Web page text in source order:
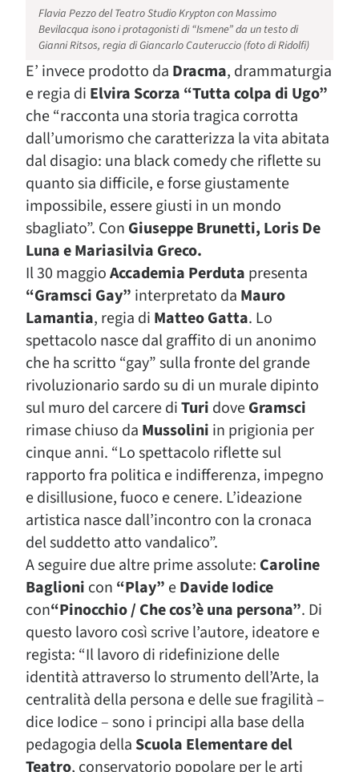
Flavia Pezzo del Teatro Studio Krypton con Massimo
Bevilacqua isono i protagonisti di “Ismene” da un testo di
Gianni Ritsos, regia di Giancarlo Cauteruccio (foto di Ridolfi)
E’ invece prodotto da Dracma, drammaturgia
e regia di Elvira Scorza “Tutta colpa di Ugo”
che “racconta una storia tragica corrotta
dall’umorismo che caratterizza la vita abitata
dal disagio: una black comedy che riflette su
quanto sia difficile, e forse giustamente
impossibile, essere giusti in un mondo
sbagliato”. Con Giuseppe Brunetti, Loris De
Luna e Mariasilvia Greco.
Il 30 maggioAccademia Perduta presenta
“Gramsci Gay” interpretato da Mauro
Lamantia, regia di Matteo Gatta. Lo
spettacolo nasce dal graffito di un anonimo
che ha scritto “gay” sulla fronte del grande
rivoluzionario sardo su di un murale dipinto
sul muro del carcere diTuri doveGramsci
rimase chiuso da Mussolini in prigionia per
cinque anni. “Lo spettacolo riflette sul
rapporto fra politica e indifferenza, impegno
e disillusione, fuoco e cenere. L’ideazione
artistica nasce dall’incontro con la cronaca
del suddetto atto vandalico”.
A seguire due altre prime assolute: Caroline
Baglioni con “Play” eDavide Iodice
con“Pinocchio / Che cos’è una persona”. Di
questo lavoro così scrive l’autore, ideatore e
regista: “Il lavoro di ridefinizione delle
identità attraverso lo strumento dell’Arte, la
centralità della persona e delle sue fragilità –
dice Iodice – sono i principi alla base della
pedagogia della Scuola Elementare del
Teatro, conservatorio popolare per le arti